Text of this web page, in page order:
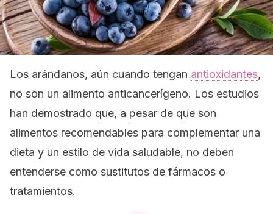
Los arándanos, aún cuando tengan antioxidantes,
no son un alimento anticancerígeno. Los estudios
han demostrado que, a pesar de que son
alimentos recomendables para complementar una
dieta y un estilo de vida saludable, no deben
entenderse como sustitutos de fármacos o
tratamientos.